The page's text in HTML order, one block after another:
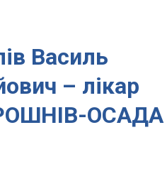
Василь
– лікар
ОСАДА